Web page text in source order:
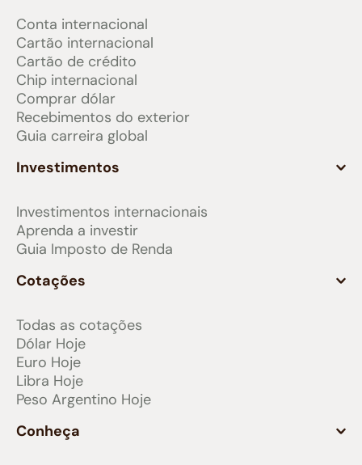
Conta internacional
Cartão internacional
Cartão de crédito
Chip internacional
Comprar dólar
Recebimentos do exterior
Guia carreira global
Investimentos
Investimentos internacionais
Aprenda a investir
Guia Imposto de Renda
Cotações
Todas as cotações
Dólar Hoje
Euro Hoje
Libra Hoje
Peso Argentino Hoje
Conheça